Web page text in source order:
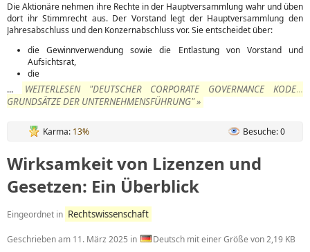
Die Aktionäre nehmen ihre Rechte in der Hauptversammlung wahr und üben
dort ihr Stimmrecht aus. Der Vorstand legt der Hauptversammlung den
Jahresabschluss und den Konzernabschluss vor. Sie entscheidet über:
die Gewinnverwendung sowie die Entlastung von Vorstand und
Aufsichtsrat,
die
...
WEITERLESEN "DEUTSCHER CORPORATE GOVERNANCE KODEX:
GRUNDSÄTZE DER UNTERNEHMENSFÜHRUNG" »
Karma: 13% Besuche: 0
Wirksamkeit von Lizenzen und
Gesetzen: Ein Überblick
Eingeordnet in Rechtswissenschaft
Geschrieben am 11. März 2025 in Deutsch mit einer Größe von 2,19 KB